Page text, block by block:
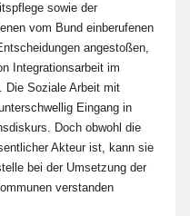
sowie der
vom Bund einberufenen
angestoßen,
Integrationsarbeit im
Die Soziale Arbeit mit
Eingang in
Doch obwohl die
Akteur ist, kann sie
bei der Umsetzung der
verstanden